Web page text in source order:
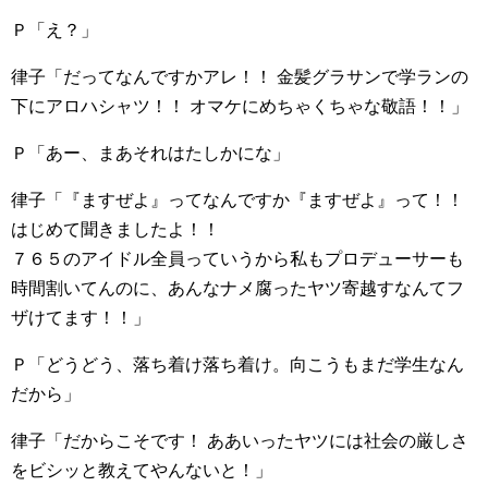
Ｐ「え？」
律子「だってなんですかアレ！！ 金髪グラサンで学ランの
下にアロハシャツ！！ オマケにめちゃくちゃな敬語！！」
Ｐ「あー、まあそれはたしかにな」
律子「『ますぜよ』ってなんですか『ますぜよ』って！！
はじめて聞きましたよ！！
７６５のアイドル全員っていうから私もプロデューサーも
時間割いてんのに、あんなナメ腐ったヤツ寄越すなんてフ
ザけてます！！」
Ｐ「どうどう、落ち着け落ち着け。向こうもまだ学生なん
だから」
律子「だからこそです！ ああいったヤツには社会の厳しさ
をビシッと教えてやんないと！」